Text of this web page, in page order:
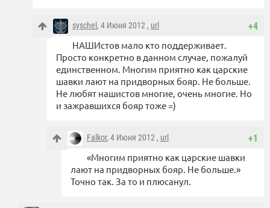
+4
syschel , 4 Июня 2012 , url
НАШИстов мало кто поддерживает.
Просто конкретно в данном случае, пожалуй
единственном. Многим приятно как царские
шавки лают на придворных бояр. Не больше.
Не любят нашистов многие, очень многие. Но
и зажравшихся бояр тоже =)
+1
Falkor, 4 Июня 2012 , url
«Многим приятно как царские шавки
лают на придворных бояр. Не больше.»
Точно так. За то и плюсанул.